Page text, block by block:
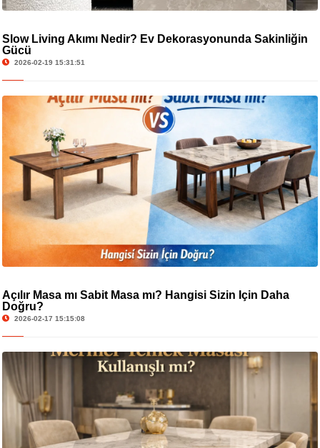
Slow Living Akımı Nedir? Ev Dekorasyonunda Sakinliğin
Gücü
2026-02-19 15:31:51
Açılır Masa mı Sabit Masa mı? Hangisi Sizin İçin Daha
Doğru?
2026-02-17 15:15:08